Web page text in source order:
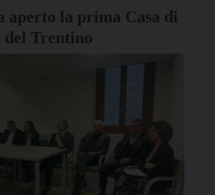
aperto la prima Casa di
del Trentino